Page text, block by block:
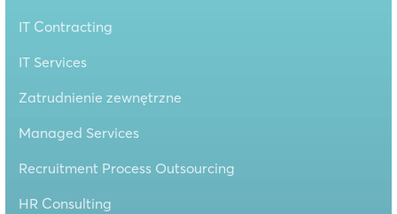
IT Contracting
IT Services
Zatrudnienie zewnętrzne
Managed Services
Recruitment Process Outsourcing
HR Consulting